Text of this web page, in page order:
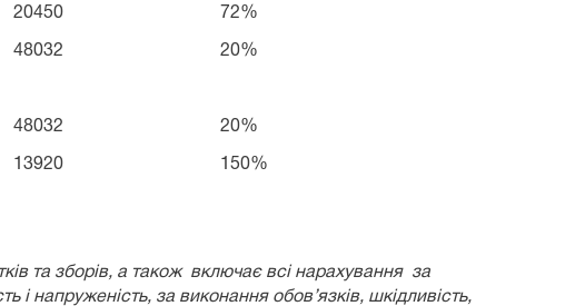
20450 72%
48032 20%
48032 20%
13920 150%
та зборів, а також включає всі нарахування за
і напруженість, за виконання обов’язків, шкідливість,